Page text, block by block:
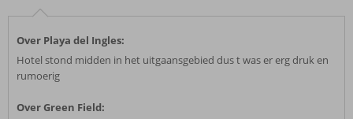
Over Playa del Ingles:
Hotel stond midden in het uitgaansgebied dus t was er erg druk en
rumoerig
Over Green Field: